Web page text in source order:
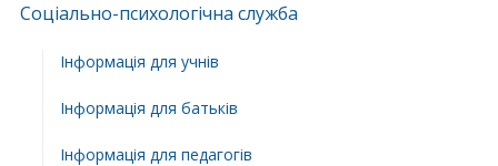
Соціально-психологічна служба
Інформація для учнів
Інформація для батьків
Інформація для педагогів